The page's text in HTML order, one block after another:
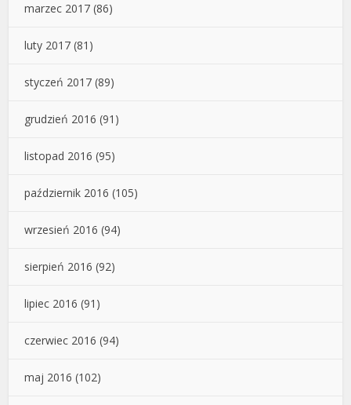
marzec 2017 (86)
luty 2017 (81)
styczeń 2017 (89)
grudzień 2016 (91)
listopad 2016 (95)
październik 2016 (105)
wrzesień 2016 (94)
sierpień 2016 (92)
lipiec 2016 (91)
czerwiec 2016 (94)
maj 2016 (102)